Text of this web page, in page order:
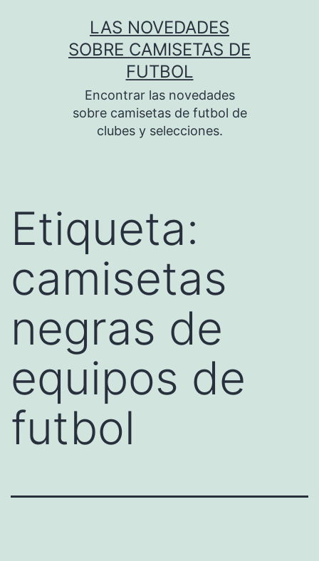
LAS NOVEDADES
SOBRE CAMISETAS DE
FUTBOL
Encontrar las novedades
sobre camisetas de futbol de
clubes y selecciones.
Etiqueta:
camisetas
negras de
equipos de
futbol